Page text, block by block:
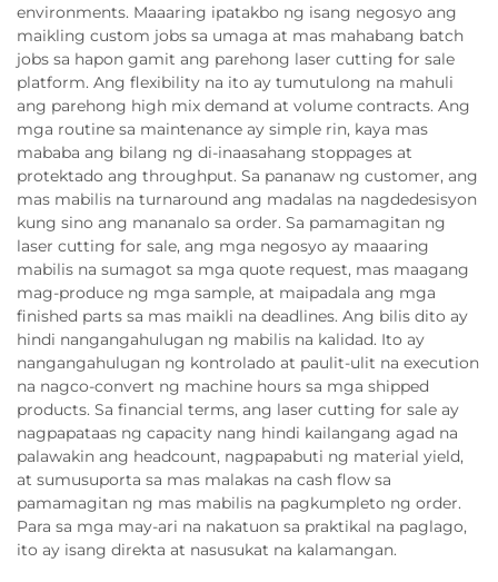
environments. Maaaring ipatakbo ng isang negosyo ang
maikling custom jobs sa umaga at mas mahabang batch
jobs sa hapon gamit ang parehong laser cutting for sale
platform. Ang flexibility na ito ay tumutulong na mahuli
ang parehong high mix demand at volume contracts. Ang
mga routine sa maintenance ay simple rin, kaya mas
mababa ang bilang ng di-inaasahang stoppages at
protektado ang throughput. Sa pananaw ng customer, ang
mas mabilis na turnaround ang madalas na nagdedesisyon
kung sino ang mananalo sa order. Sa pamamagitan ng
laser cutting for sale, ang mga negosyo ay maaaring
mabilis na sumagot sa mga quote request, mas maagang
mag-produce ng mga sample, at maipadala ang mga
finished parts sa mas maikli na deadlines. Ang bilis dito ay
hindi nangangahulugan ng mabilis na kalidad. Ito ay
nangangahulugan ng kontrolado at paulit-ulit na execution
na nagco-convert ng machine hours sa mga shipped
products. Sa financial terms, ang laser cutting for sale ay
nagpapataas ng capacity nang hindi kailangang agad na
palawakin ang headcount, nagpapabuti ng material yield,
at sumusuporta sa mas malakas na cash flow sa
pamamagitan ng mas mabilis na pagkumpleto ng order.
Para sa mga may-ari na nakatuon sa praktikal na paglago,
ito ay isang direkta at nasusukat na kalamangan.